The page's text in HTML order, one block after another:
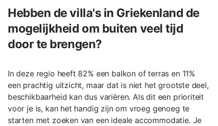
Hebben de villa's in Griekenland de
mogelijkheid om buiten veel tijd
door te brengen?
In deze regio heeft 82% een balkon of terras en 11%
een prachtig uitzicht, maar dat is niet het grootste deel,
beschikbaarheid kan dus variëren. Als dit een prioriteit
voor je is, kan het handig zijn om vroeg genoeg te
starten met zoeken van een ideale accommodatie. Je